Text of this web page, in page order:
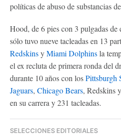
políticas de abuso de substancias
Hood, de 6 pies con 3 pulgadas de
sólo tuvo nueve tacleadas en 13
RedskinsyMiami Dolphinsla
el ex recluta de primera ronda del
durante 10 años con losPittsburgh
Jaguars, Chicago Bears, Redskins
en su carrera y 231 tacleadas.
SELECCIONES EDITORIALES